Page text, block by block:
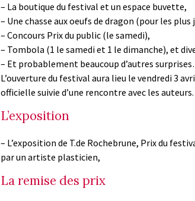
– La boutique du festival et un espace buvette,
– Une chasse aux oeufs de dragon (pour les plus
– Concours Prix du public (le samedi),
– Tombola (1 le samedi et 1 le dimanche), et
– Et probablement beaucoup d’autres
L’ouverture du festival aura lieu le vendredi 3
officielle suivie d’une rencontre avec les auteurs.
L’exposition
– L’exposition de T.de Rochebrune, Prix du
par un artiste plasticien,
La remise des prix